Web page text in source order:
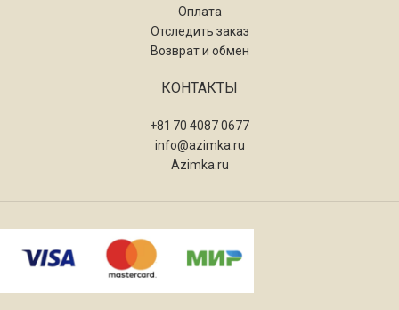
Оплата
Отследить заказ
Возврат и обмен
КОНТАКТЫ
+81 70 4087 0677
info@azimka.ru
Azimka.ru